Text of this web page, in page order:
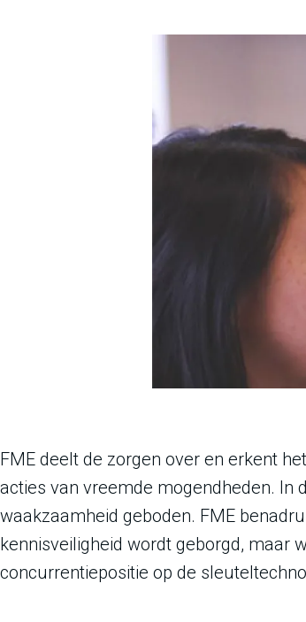
FME deelt de zorgen over en erkent
acties van vreemde mogendheden. In
waakzaamheid geboden. FME
kennisveiligheid wordt geborgd, maar
concurrentiepositie op de